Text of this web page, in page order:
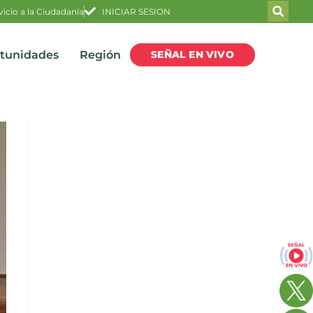
a la Ciudadanía INICIAR SESION
Región SEÑAL EN VIVO